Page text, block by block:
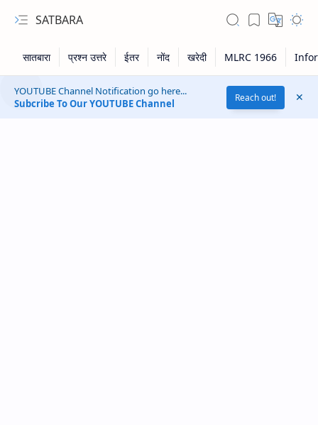
SATBARA
YOUTUBE Channel Notification go here...
Subcribe To Our YOUTUBE Channel
Reach out!